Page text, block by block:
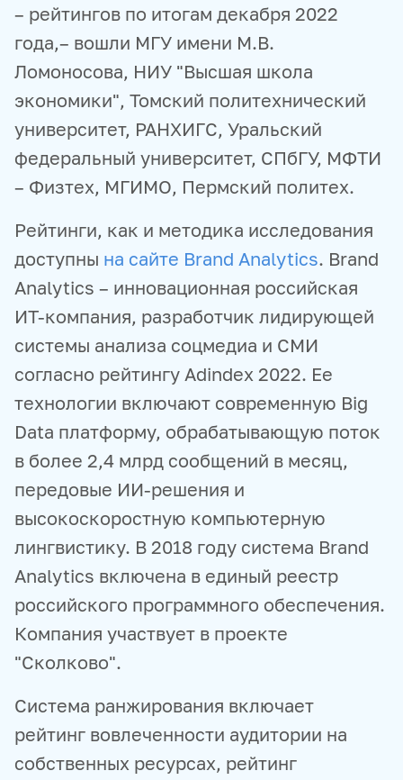
– рейтингов по итогам декабря 2022
года,– вошли МГУ имени М.В.
Ломоносова, НИУ "Высшая школа
экономики", Томский политехнический
университет, РАНХИГС, Уральский
федеральный университет, СПбГУ, МФТИ
– Физтех, МГИМО, Пермский политех.
Рейтинги, как и методика исследования
доступны на сайте Brand Analytics. Brand
Analytics – инновационная российская
ИТ-компания, разработчик лидирующей
системы анализа соцмедиа и СМИ
согласно рейтингу Adindex 2022. Ее
технологии включают современную Big
Data платформу, обрабатывающую поток
в более 2,4 млрд сообщений в месяц,
передовые ИИ-решения и
высокоскоростную компьютерную
лингвистику. В 2018 году система Brand
Analytics включена в единый реестр
российского программного обеспечения.
Компания участвует в проекте
"Сколково".
Система ранжирования включает
рейтинг вовлеченности аудитории на
собственных ресурсах, рейтинг